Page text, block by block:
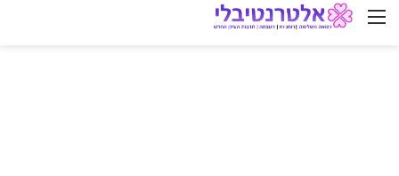
ניווט באתר